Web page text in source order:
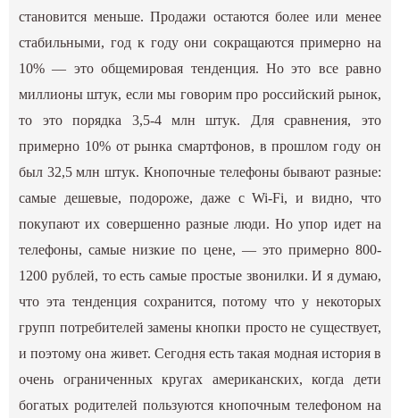
становится меньше. Продажи остаются более или менее
стабильными, год к году они сокращаются примерно на
10% — это общемировая тенденция. Но это все равно
миллионы штук, если мы говорим про российский рынок,
то это порядка 3,5-4 млн штук. Для сравнения, это
примерно 10% от рынка смартфонов, в прошлом году он
был 32,5 млн штук. Кнопочные телефоны бывают разные:
самые дешевые, подороже, даже с Wi-Fi, и видно, что
покупают их совершенно разные люди. Но упор идет на
телефоны, самые низкие по цене, — это примерно 800-
1200 рублей, то есть самые простые звонилки. И я думаю,
что эта тенденция сохранится, потому что у некоторых
групп потребителей замены кнопки просто не существует,
и поэтому она живет. Сегодня есть такая модная история в
очень ограниченных кругах американских, когда дети
богатых родителей пользуются кнопочным телефоном на